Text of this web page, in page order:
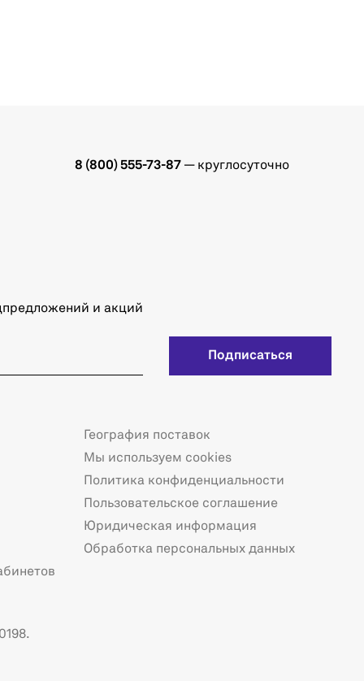
8 (800) 555-73-87 — круглосуточно
и акций
Подписаться
География поставок
Мы используем cookies
Политика конфиденциальности
Пользовательское соглашение
Юридическая информация
Обработка персональных данных